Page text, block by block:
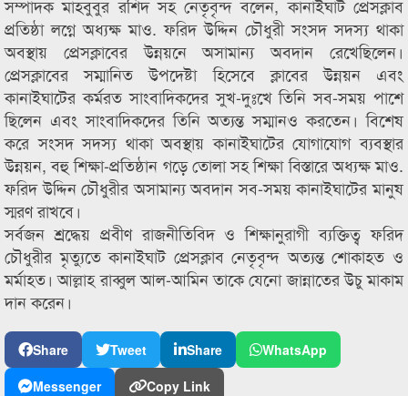
সম্পাদক মাহবুবুর রশিদ সহ নেতৃবৃন্দ বলেন, কানাইঘাট প্রেসক্লাব
প্রতিষ্ঠা লগ্নে অধ্যক্ষ মাও. ফরিদ উদ্দিন চৌধুরী সংসদ সদস্য থাকা
অবস্থায় প্রেসক্লাবের উন্নয়নে অসামান্য অবদান রেখেছিলেন।
প্রেসক্লাবের সম্মানিত উপদেষ্টা হিসেবে ক্লাবের উন্নয়ন এবং
কানাইঘাটের কর্মরত সাংবাদিকদের সুখ-দুঃখে তিনি সব-সময় পাশে
ছিলেন এবং সাংবাদিকদের তিনি অত্যন্ত সম্মানও করতেন। বিশেষ
করে সংসদ সদস্য থাকা অবস্থায় কানাইঘাটের যোগাযোগ ব্যবস্থার
উন্নয়ন, বহু শিক্ষা-প্রতিষ্ঠান গড়ে তোলা সহ শিক্ষা বিস্তারে অধ্যক্ষ মাও.
ফরিদ উদ্দিন চৌধুরীর অসামান্য অবদান সব-সময় কানাইঘাটের মানুষ
স্মরণ রাখবে।
সর্বজন শ্রদ্ধেয় প্রবীণ রাজনীতিবিদ ও শিক্ষানুরাগী ব্যক্তিত্ব ফরিদ
চৌধুরীর মৃত্যুতে কানাইঘাট প্রেসক্লাব নেতৃবৃন্দ অত্যন্ত শোকাহত ও
মর্মাহত। আল্লাহ রাব্বুল আল-আমিন তাকে যেনো জান্নাতের উচু মাকাম
দান করেন।
Share Tweet Share
WhatsApp
Messenger
Copy Link